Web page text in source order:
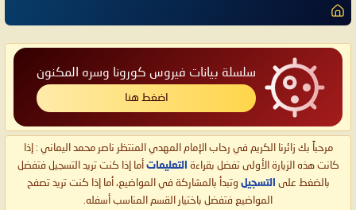
سلسلة بيانات فيروس كورونا وسره المكنون
اضغط هنا
مرحباً بك زائرنا الكريم في رحاب الإمام المهدي المنتظر ناصر محمد اليماني : إذا
كانت هذه الزيارة الأولى تفضل بقراءة التعليمات أما إذا كنت تريد التسجيل فتفضل
بالضغط على التسجيل وتبدأ بالمشاركة في المواضيع، أما إذا كنت تريد تصفح
المواضيع فتفضل باختيار القسم المناسب أسفله.